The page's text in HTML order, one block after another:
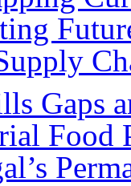
Gaps
Food